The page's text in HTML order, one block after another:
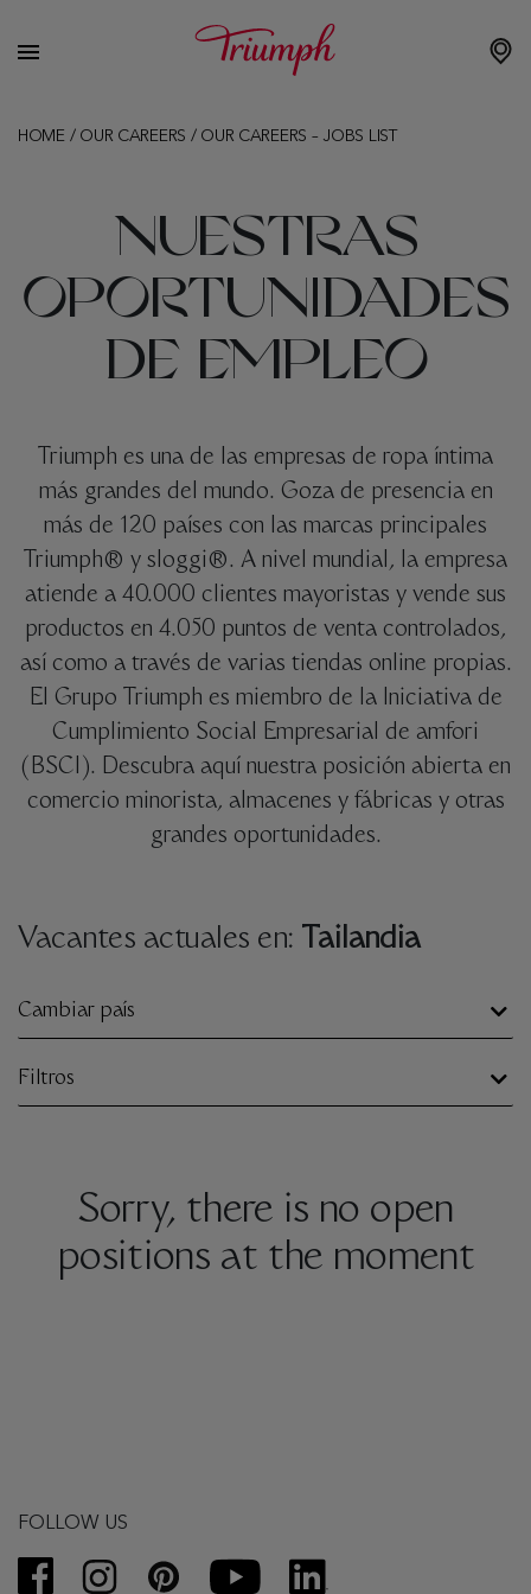
HOME/ OUR CAREERS / OUR CAREERS – JOBS LIST
NUESTRAS
OPORTUNIDADES
DE EMPLEO
Triumph es una de las empresas de ropa íntima
más grandes del mundo. Goza de presencia en
más de 120 países con las marcas principales
Triumph® y sloggi®. A nivel mundial, la empresa
atiende a 40.000 clientes mayoristas y vende sus
productos en 4.050 puntos de venta controlados,
así como a través de varias tiendas online propias.
El Grupo Triumph es miembro de la Iniciativa de
Cumplimiento Social Empresarial de amfori
(BSCI). Descubra aquí nuestra posición abierta en
comercio minorista, almacenes y fábricas y otras
grandes oportunidades.
Vacantes actuales en: Tailandia
Cambiar país
Filtros
Sorry, there is no open
positions at the moment
FOLLOW US